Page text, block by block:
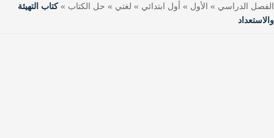
الفصل الدراسي » الأول » أول ابتدائي » لغتي » حل الكتاب »كتاب التهيئة
والاستعداد